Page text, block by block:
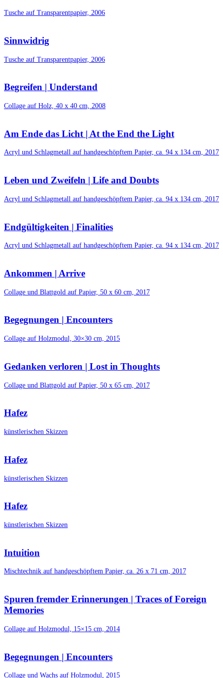
Tusche auf Transparentpapier, 2006
Sinnwidrig
Tusche auf Transparentpapier, 2006
Begreifen | Understand
Collage auf Holz, 40 x 40 cm, 2008
Am Ende das Licht | At the End the Light
Acryl und Schlagmetall auf handgeschöpftem Papier, ca. 94 x 134 cm, 2017
Leben und Zweifeln | Life and Doubts
Acryl und Schlagmetall auf handgeschöpftem Papier, ca. 94 x 134 cm, 2017
Endgültigkeiten | Finalities
Acryl und Schlagmetall auf handgeschöpftem Papier, ca. 94 x 134 cm, 2017
Ankommen | Arrive
Collage und Blattgold auf Papier, 50 x 60 cm, 2017
Begegnungen | Encounters
Collage auf Holzmodul, 30×30 cm, 2015
Gedanken verloren | Lost in Thoughts
Collage und Blattgold auf Papier, 50 x 65 cm, 2017
Hafez
künstlerischen Skizzen
Hafez
künstlerischen Skizzen
Hafez
künstlerischen Skizzen
Intuition
Mischtechnik auf handgeschöpftem Papier, ca. 26 x 71 cm, 2017
Spuren fremder Erinnerungen | Traces of Foreign
Memories
Collage auf Holzmodul, 15×15 cm, 2014
Begegnungen | Encounters
Collage und Wachs auf Holzmodul, 2015